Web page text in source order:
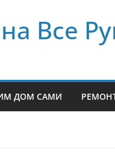
Все
ДОМ САМИ